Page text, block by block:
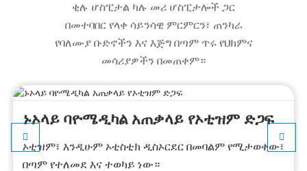
ቂሉ ሆስፒታል ካሉ መሪ ሆስፒታሎች ጋር
በመተባበር የላቀ ሳይንሳዊ ምርምርን፣ ጠንካራ
የባለሙያ ቡድኖችን እና እጅግ በጣም ጥሩ የህክምና
መሳሪያዎችን በመጠቀም።
ኑኦላይ ባዮሜዲካል አጠቃላይ የኦቲዝም ድጋፍ
ኦቲዝም፣ እንዲሁም ኦቲስቲክ ዲስኦርደር በመባልም የሚታወቀው፣
በጣም የተለመደ እና ተወካይ ነው።